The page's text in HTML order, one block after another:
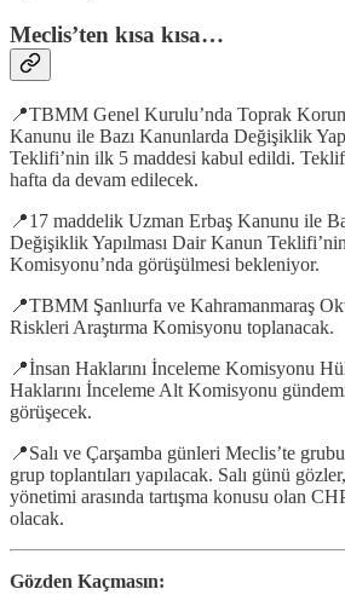
Meclis’ten kısa kısa…
📍TBMM Genel Kurulu’nda Toprak
Kanunu ile Bazı Kanunlarda Değişiklik
Teklifi’nin ilk 5 maddesi kabul edildi.
hafta da devam edilecek.
📍17 maddelik Uzman Erbaş Kanunu ile
Değişiklik Yapılması Dair Kanun
Komisyonu’nda görüşülmesi bekleniyor.
📍TBMM Şanlıurfa ve Kahramanmaraş
Riskleri Araştırma Komisyonu toplanacak.
📍İnsan Haklarını İnceleme Komisyonu
Haklarını İnceleme Alt Komisyonu
görüşecek.
📍Salı ve Çarşamba günleri Meclis’te
grup toplantıları yapılacak. Salı günü
yönetimi arasında tartışma konusu olan
olacak.
Gözden Kaçmasın: